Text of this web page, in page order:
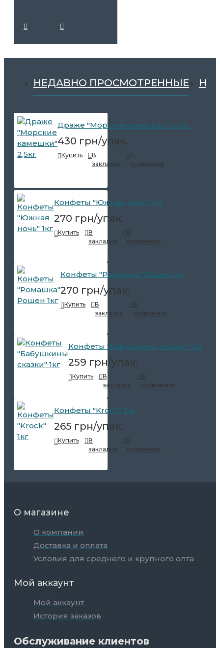
НЕДАВНО ПРОСМОТРЕННЫЕ
Драже "Морские камешки" 2,5кг
430 грн/упак.
Купить
В
закладки
В
сравнение
Конфеты "Южная ночь" 1кг
270 грн/упак.
Купить
В
закладки
В
сравнение
Конфеты "Ромашка" Рошен 1кг
270 грн/упак.
Купить
В
закладки
В
сравнение
Конфеты "Бабушкины сказки" 1кг
259 грн/упак.
Купить
В
закладки
В
сравнение
Конфеты "Krock" 1кг
265 грн/упак.
Купить
В
закладки
В
сравнение
О магазине
О компании
Доставка и оплата
Условия для среднего и крупного опта
Мой аккаунт
Мой аккаунт
История заказов
Обслуживание клиентов